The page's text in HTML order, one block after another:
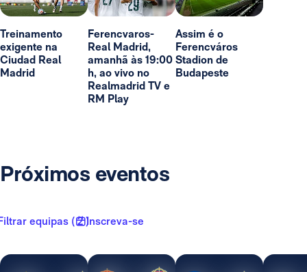
Treinamento
exigente na
Ciudad Real
Madrid
Ferencvaros-
Real Madrid,
amanhã às 19:00
h, ao vivo no
Realmadrid TV e
RM Play
Assim é o
Ferencváros
Stadion de
Budapeste
Próximos eventos
equipas ( 2 )Inscreva-se